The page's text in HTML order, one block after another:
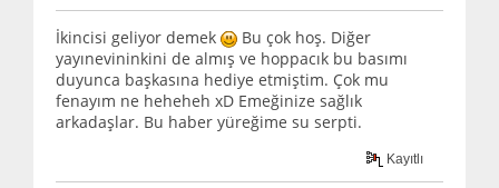
İkincisi geliyor demek
Bu çok hoş. Diğer
yayınevininkini de almış ve hoppacık bu basımı
duyunca başkasına hediye etmiştim. Çok mu
fenayım ne heheheh xD Emeğinize sağlık
arkadaşlar. Bu haber yüreğime su serpti.
Kayıtlı